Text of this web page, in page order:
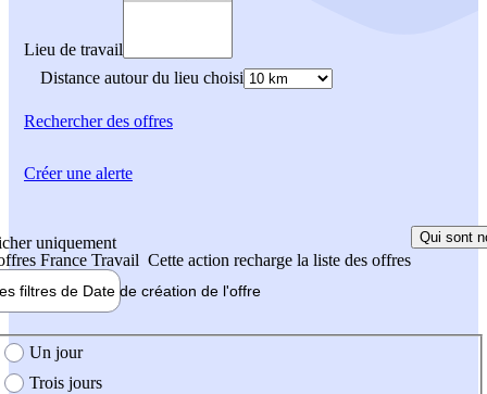
Lieu de travail
Distance autour du lieu choisi
Rechercherdes offres
uniquement
France Travail Cette action recharge la liste des offres
Qui sont
filtres de Date de création de l'offre
création de l'offre
Un jour
Trois jours
Créer une alerte